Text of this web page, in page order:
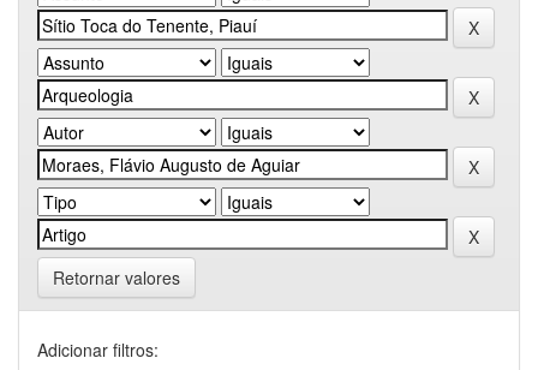
Retornar valores
Adicionar filtros: